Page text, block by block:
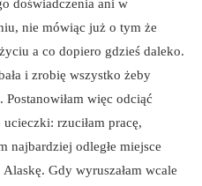
doświadczenia ani w
nie mówiąc już o tym że
a co dopiero gdzieś daleko.
i zrobię wszystko żeby
więc odciąć
rzuciłam pracę,
najbardziej odległe miejsce
Gdy wyruszałam wcale